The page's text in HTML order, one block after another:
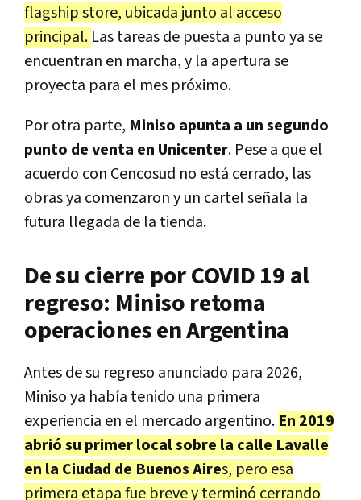
flagship store, ubicada junto al acceso
principal. Las tareas de puesta a punto ya se
encuentran en marcha, y la apertura se
proyecta para el mes próximo.
Por otra parte, Miniso apunta a un segundo
punto de venta en Unicenter. Pese a que el
acuerdo con Cencosud no está cerrado, las
obras ya comenzaron y un cartel señala la
futura llegada de la tienda.
De su cierre por COVID 19 al
regreso: Miniso retoma
operaciones en Argentina
Antes de su regreso anunciado para 2026,
Miniso ya había tenido una primera
experiencia en el mercado argentino. En 2019
abrió su primer local sobre la calle Lavalle
en la Ciudad de Buenos Aires, pero esa
primera etapa fue breve y terminó cerrando